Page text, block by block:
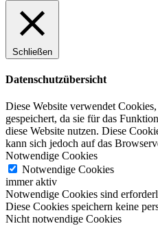
Schließen
Datenschutzübersicht
Diese Website verwendet
gespeichert, da sie für das
diese Website nutzen. Diese
kann sich jedoch auf das
Notwendige Cookies
Notwendige Cookies
immer aktiv
Notwendige Cookies sind
Diese Cookies speichern keine
Nicht notwendige Cookies